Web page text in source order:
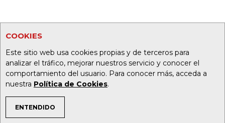
COOKIES
Este sitio web usa cookies propias y de terceros para
analizar el tráfico, mejorar nuestros servicio y conocer el
comportamiento del usuario. Para conocer más, acceda a
nuestra Política de Cookies.
ENTENDIDO
TEMAS DE INTERÉS